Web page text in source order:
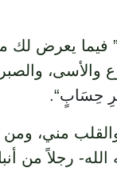
فيما يعرض
حِسَابٍ“.
مني، ومن
رجلاً من